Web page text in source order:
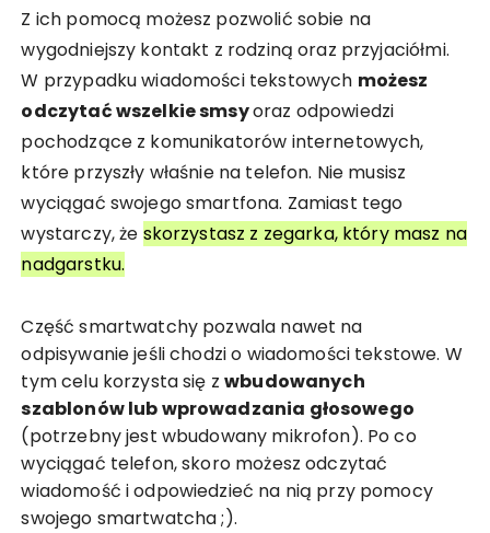
Z ich pomocą możesz pozwolić sobie na
wygodniejszy kontakt z rodziną oraz przyjaciółmi.
W przypadku wiadomości tekstowych możesz
odczytać wszelkie smsyoraz odpowiedzi
pochodzące z komunikatorów internetowych,
które przyszły właśnie na telefon. Nie musisz
wyciągać swojego smartfona. Zamiast tego
wystarczy, że skorzystasz z zegarka, który masz na
nadgarstku.
Część smartwatchy pozwala nawet na
odpisywanie jeśli chodzi o wiadomości tekstowe. W
tym celu korzysta się zwbudowanych
szablonów lub wprowadzania głosowego
(potrzebny jest wbudowany mikrofon). Po co
wyciągać telefon, skoro możesz odczytać
wiadomość i odpowiedzieć na nią przy pomocy
swojego smartwatcha ;).